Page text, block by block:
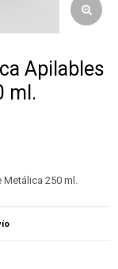
Apilables
ml.
Metálica 250 ml.